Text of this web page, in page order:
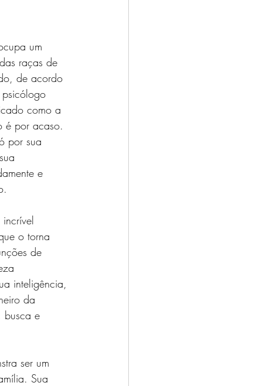
um
raças de
de acordo
como a
é por acaso.
por sua
e
o torna
de
inteligência,
da
busca e
ser um
Sua